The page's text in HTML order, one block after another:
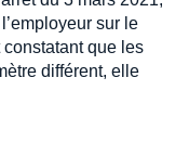
sur le
constatant que les
différent, elle